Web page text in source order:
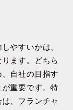
やすいかは、
ます。どちら
自社の目指す
重要です。特
、フランチャ